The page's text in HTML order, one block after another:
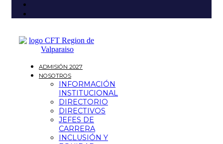
ADMISIÓN 2027
NOSOTROS
INFORMACIÓN
INSTITUCIONAL
DIRECTORIO
DIRECTIVOS
JEFES DE
CARRERA
INCLUSIÓN Y